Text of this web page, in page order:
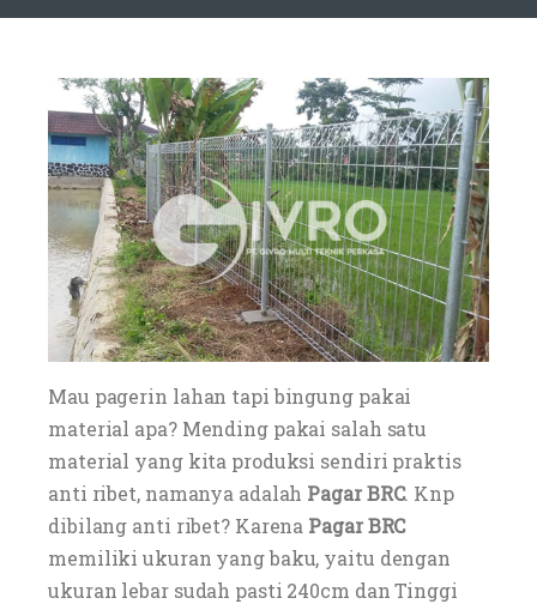
Mau pagerin lahan tapi bingung pakai
material apa? Mending pakai salah satu
material yang kita produksi sendiri praktis
anti ribet, namanya adalah Pagar BRC. Knp
dibilang anti ribet? Karena Pagar BRC
memiliki ukuran yang baku, yaitu dengan
ukuran lebar sudah pasti 240cm dan Tinggi